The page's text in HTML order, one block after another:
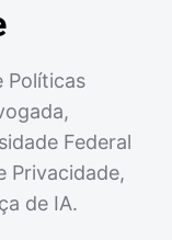
Políticas
Federal
Privacidade,
de IA.